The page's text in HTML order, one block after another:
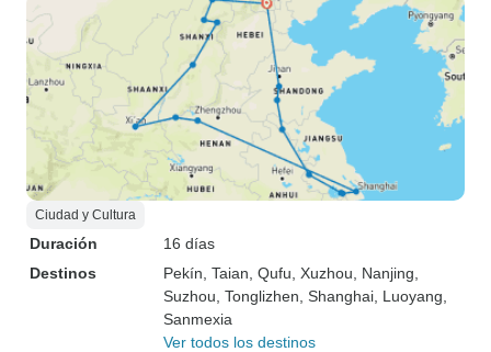
Ciudad y Cultura
Duración
16 días
Destinos
Pekín , Taian , Qufu , Xuzhou , Nanjing
Suzhou , Tonglizhen , Shanghai , Luoyang
Sanmexia
Ver todos los destinos